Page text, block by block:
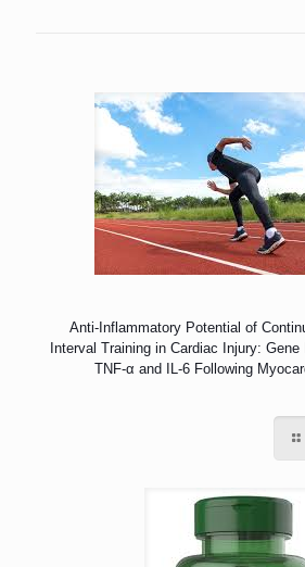
Anti-Inflammatory Potential of
Interval Training in Cardiac Injury:
TNF-α and IL-6 Following